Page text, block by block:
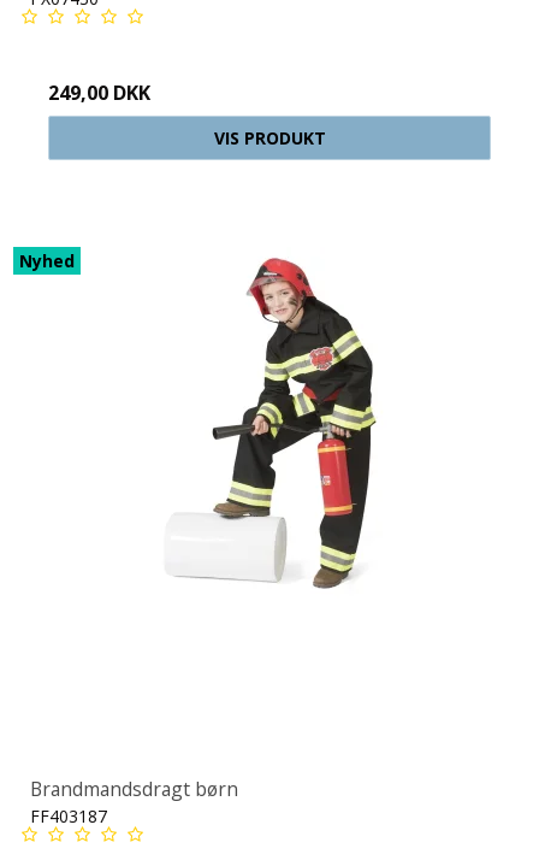
249,00 DKK
VIS PRODUKT
Nyhed
Brandmandsdragt børn
FF403187